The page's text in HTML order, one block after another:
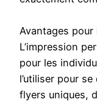
Avantages
L’impression
pour les
l’utiliser pour
flyers uniques,